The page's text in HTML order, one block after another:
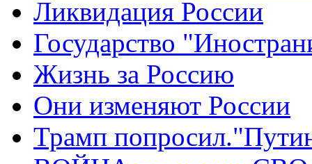
Ликвидация России
Государство
Жизнь за Россию
Они изменяют России
Трамп